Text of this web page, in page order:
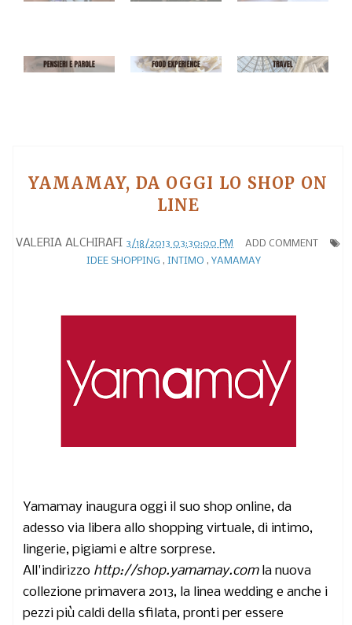
YAMAMAY, DA OGGI LO SHOP ON
LINE
VALERIA ALCHIRAFI 3/18/2013 03:30:00 PM
ADD COMMENT
IDEE SHOPPING , INTIMO , YAMAMAY
Yamamay inaugura oggi il suo shop online, da
adesso via libera allo shopping virtuale, di intimo,
lingerie, pigiami e altre sorprese.
All'indirizzo http://shop.yamamay.comla nuova
collezione primavera 2013, la linea wedding e anche i
pezzi più caldi della sfilata, pronti per essere